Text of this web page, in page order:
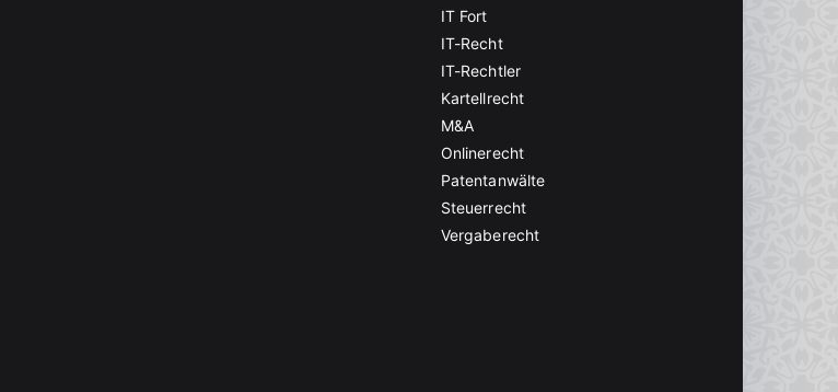
IT Fort
IT-Recht
IT-Rechtler
Kartellrecht
M&A
Onlinerecht
Patentanwälte
Steuerrecht
Vergaberecht